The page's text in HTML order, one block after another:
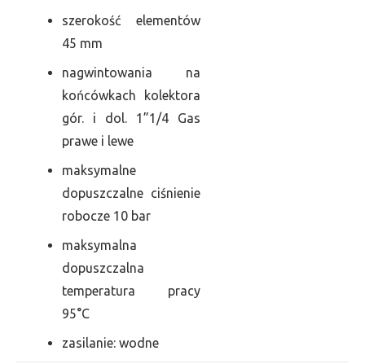
szerokość elementów
45 mm
nagwintowania na
końcówkach kolektora
gór. i dol. 1”1/4 Gas
prawe i lewe
maksymalne
dopuszczalne ciśnienie
robocze 10 bar
maksymalna
dopuszczalna
temperatura pracy
95°C
zasilanie: wodne